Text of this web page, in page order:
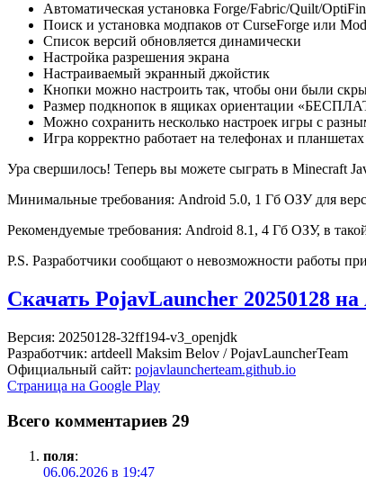
Автоматическая установка Forge/Fabric/Quilt/
Поиск и установка модпаков от CurseForge или
Список версий обновляется динамически
Настройка разрешения экрана
Настраиваемый экранный джойстик
Кнопки можно настроить так, чтобы они были
Размер подкнопок в ящиках ориентации
Можно сохранить несколько настроек игры с
Игра корректно работает на телефонах и планшетах
Ура свершилось! Теперь вы можете сыграть в Minecraft
Минимальные требования: Android 5.0, 1 Гб ОЗУ для
Рекомендуемые требования: Android 8.1, 4 Гб ОЗУ, в
P.S. Разработчики сообщают о невозможности работы
Скачать PojavLauncher 20250128
Версия: 20250128-32ff194-v3_openjdk
Разработчик: artdeell Maksim Belov / PojavLauncherTeam
Официальный сайт: pojavlauncherteam.github.io
Страница на Google Play
Всего комментариев 29
поля:
06.06.2026 в 19:47